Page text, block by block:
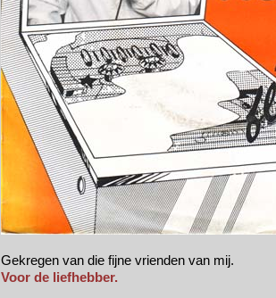
Gekregen van die fijne vrienden van mij.
Voor de liefhebber.